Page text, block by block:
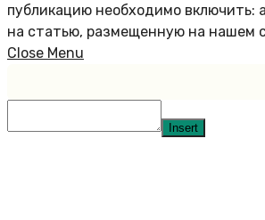
публикацию необходимо включить:
на статью, размещенную на нашем
Close Menu
Insert